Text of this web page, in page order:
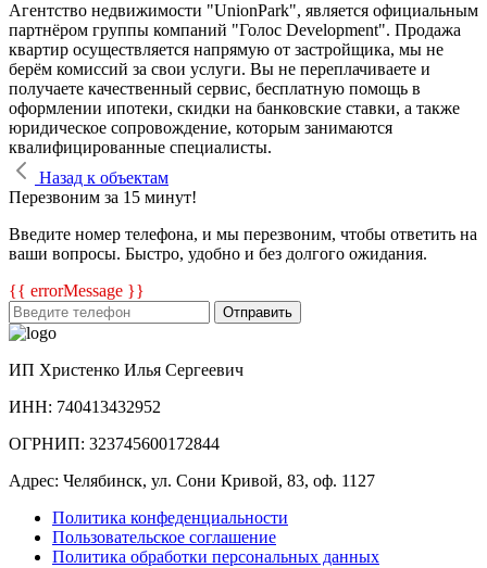
Агентство недвижимости "UnionPark", является официальным
партнёром группы компаний "Голос Development". Продажа
квартир осуществляется напрямую от застройщика, мы не
берём комиссий за свои услуги. Вы не переплачиваете и
получаете качественный сервис, бесплатную помощь в
оформлении ипотеки, скидки на банковские ставки, а также
юридическое сопровождение, которым занимаются
квалифицированные специалисты.
Назад к объектам
Перезвоним за 15 минут!
Введите номер телефона, и мы перезвоним, чтобы ответить на
ваши вопросы. Быстро, удобно и без долгого ожидания.
{{ errorMessage }}
Отправить
ИП Христенко Илья Сергеевич
ИНН: 740413432952
ОГРНИП: 323745600172844
Адрес: Челябинск, ул. Сони Кривой, 83, оф. 1127
Политика конфеденциальности
Пользовательское соглашение
Политика обработки персональных данных